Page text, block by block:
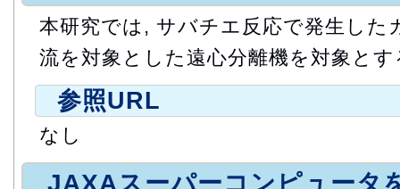
本研究では, サバチエ反応で発生した
流を対象とした遠心分離機を対象とす
参照URL
なし
JAXAスーパーコンピュータ